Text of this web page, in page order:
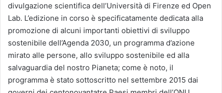
divulgazione scientifica dell’Università di Firenze ed Open
Lab. L’edizione in corso è specificatamente dedicata alla
promozione di alcuni importanti obiettivi di sviluppo
sostenibile dell’Agenda 2030, un programma d’azione
mirato alle persone, allo sviluppo sostenibile ed alla
salvaguardia del nostro Pianeta; come è noto, il
programma è stato sottoscritto nel settembre 2015 dai